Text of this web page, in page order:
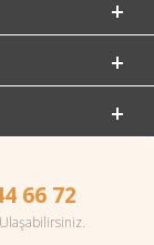
66 72